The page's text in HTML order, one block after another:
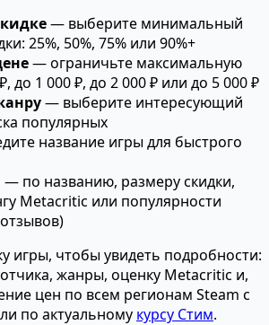
— выберите минимальный
25%, 50%, 75% или 90%+
— ограничьте максимальную
до 1 000 ₽, до 2 000 ₽ или до 5 000 ₽
— выберите интересующий
популярных
название игры для быстрого
— по названию, размеру скидки,
Metacritic или популярности
игры, чтобы увидеть подробности:
жанры, оценку Metacritic и,
цен по всем регионам Steam с
по актуальному курсу Стим.